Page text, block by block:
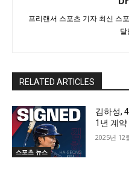
프리랜서 스포츠 기자 최신 스
달
RELATED ARTICLES
스포츠 뉴스
김하성,
1년 계
2025년 12